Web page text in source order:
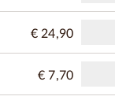
€ 24,90
€ 7,70